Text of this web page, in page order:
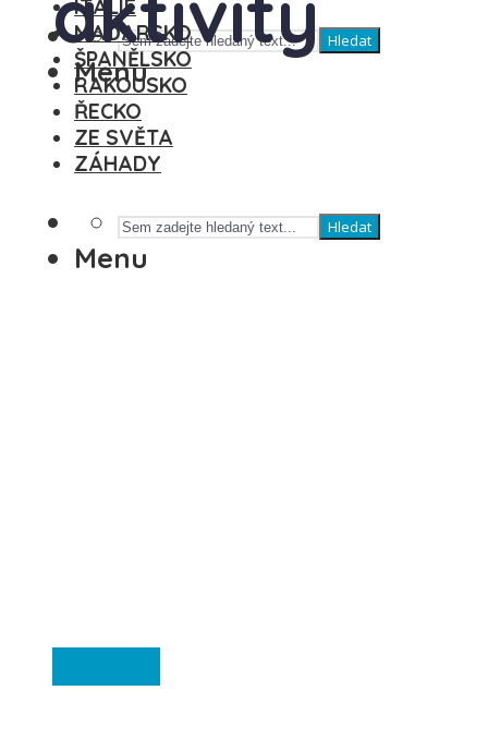
Hledat
Menu
ITÁLIE
MAĎARSKO
ŠPANĚLSKO
RAKOUSKO
ŘECKO
ZE SVĚTA
ZÁHADY
Hledat
Menu